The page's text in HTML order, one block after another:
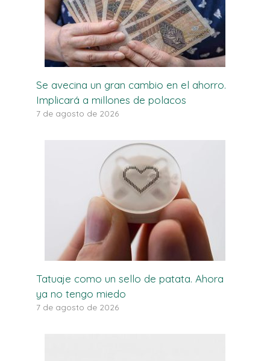
Se avecina un gran cambio en el ahorro.
Implicará a millones de polacos
7 de agosto de 2026
Tatuaje como un sello de patata. Ahora
ya no tengo miedo
7 de agosto de 2026